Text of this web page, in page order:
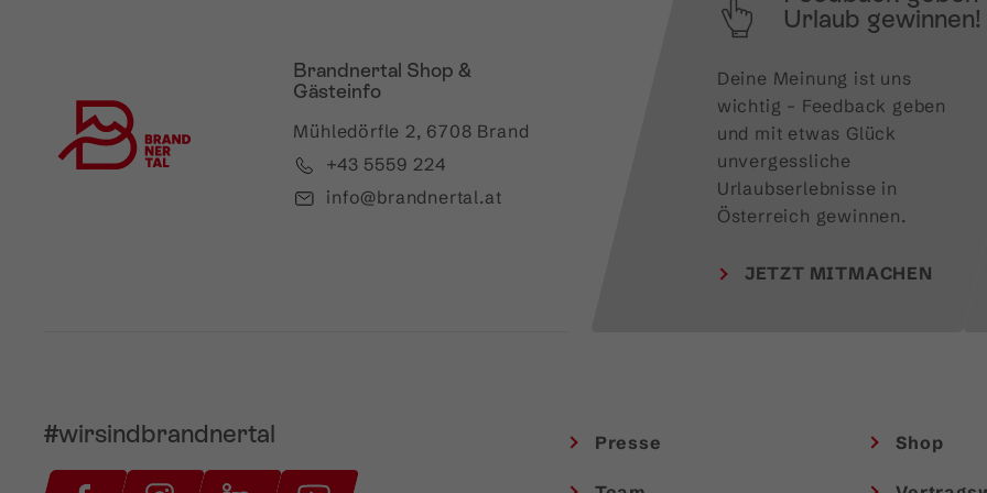
#wirsindbrandnertal
Urlaub gewinnen!
Deine Meinung ist uns
wichtig – Feedback geben
und mit etwas Glück
unvergessliche
Urlaubserlebnisse in
Österreich gewinnen.
JETZT MITMACHEN
Brandnertal Shop &
Gästeinfo
Mühledörfle 2, 6708 Brand
+43 5559 224
info@brandnertal.at
Presse Shop